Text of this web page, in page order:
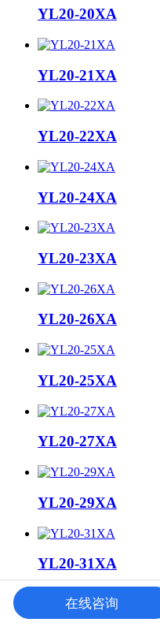
YL20-20XA
YL20-21XA
YL20-22XA
YL20-24XA
YL20-23XA
YL20-26XA
YL20-25XA
YL20-27XA
YL20-29XA
YL20-31XA
在线咨询